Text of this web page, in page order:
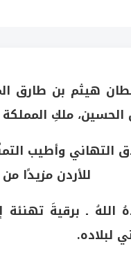
هيثم بن طارق
الحسين، ملكِ
وأطيب
للأردن مزيدًا
اللهُ ـ برقيةَ
لبلاده.